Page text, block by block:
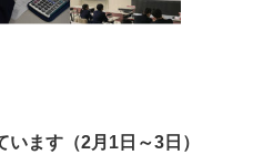
ます（2月1日～3日）